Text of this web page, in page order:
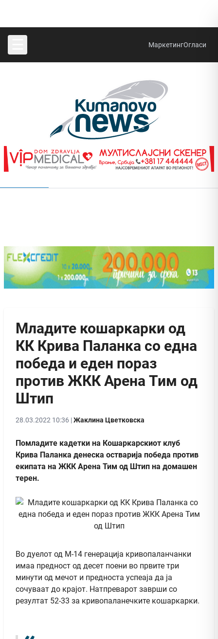
МаркетингОгласи
Младите кошаркарки од
КК Крива Паланка со една
победа и еден пораз
против ЖКК Арена Тим од
Штип
28.03.2022 10:36 |Жаклина Цветковска
Помладите кадетки на Кошаркарскиот клуб
Крива Паланка денеска остварија победа против
екипата на ЖКК Арена Тим од Штип на домашен
терен.
Во дуелот од М-14 генерација кривопаланчанки
имаа предност од десет поени во првите три
минути од мечот и предноста успеаја да ја
сочуваат до крајот. Натпреварот заврши со
резултат 52-33 за кривопаланечките кошаркарки.